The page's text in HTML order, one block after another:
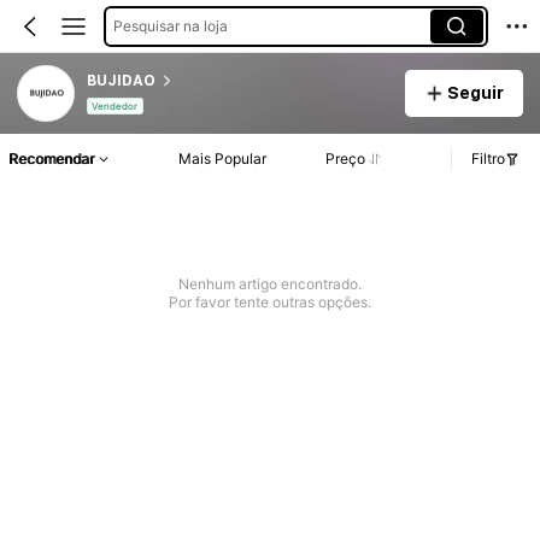
Pesquisar na loja
BUJIDAO
Vendedor
Seguir
Recomendar Mais Popular Preço Filtro
Nenhum artigo encontrado.
Por favor tente outras opções.